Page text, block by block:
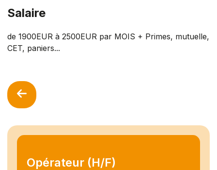
Opérateur (H/F)
Salaire
de 1900EUR à 2500EUR par MOIS + Primes, mutuelle,
CET, paniers...